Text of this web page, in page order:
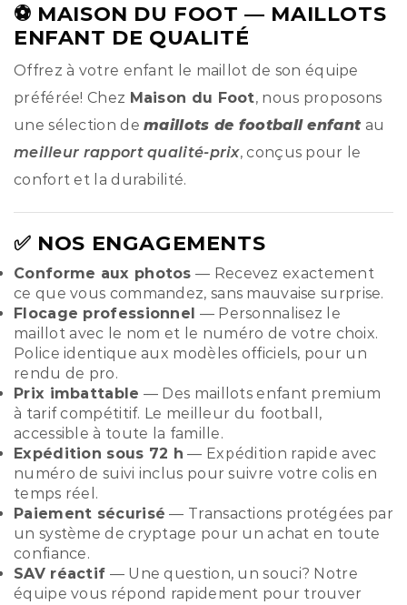
⚽ MAISON DU FOOT — MAILLOTS
ENFANT DE QUALITÉ
Offrez à votre enfant le maillot de son équipe
préférée! Chez Maison du Foot, nous proposons
une sélection demaillots de football enfant au
meilleur rapport qualité-prix, conçus pour le
confort et la durabilité.
✅ NOS ENGAGEMENTS
Conforme aux photos — Recevez exactement
ce que vous commandez, sans mauvaise surprise.
Flocage professionnel — Personnalisez le
maillot avec le nom et le numéro de votre choix.
Police identique aux modèles officiels, pour un
rendu de pro.
Prix imbattable — Des maillots enfant premium
à tarif compétitif. Le meilleur du football,
accessible à toute la famille.
Expédition sous 72 h — Expédition rapide avec
numéro de suivi inclus pour suivre votre colis en
temps réel.
Paiement sécurisé — Transactions protégées par
un système de cryptage pour un achat en toute
confiance.
SAV réactif — Une question, un souci? Notre
équipe vous répond rapidement pour trouver